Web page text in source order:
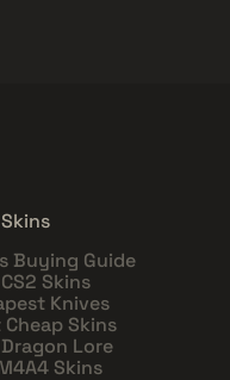
Buying Guide
Skins
Knives
Cheap Skins
Lore
Skins